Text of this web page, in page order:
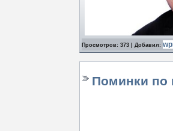
Просмотров: 373 | Добавил:
Поминки по